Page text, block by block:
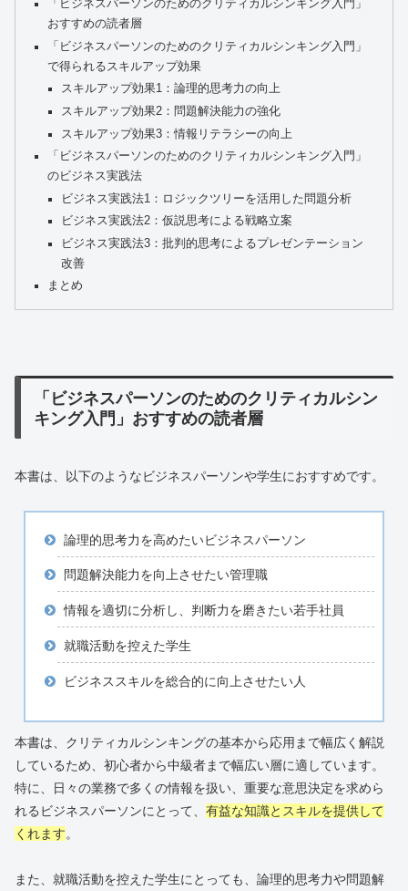
「ビジネスパーソンのためのクリティカルシンキング入門」
おすすめの読者層
「ビジネスパーソンのためのクリティカルシンキング入門」
で得られるスキルアップ効果
スキルアップ効果1：論理的思考力の向上
スキルアップ効果2：問題解決能力の強化
スキルアップ効果3：情報リテラシーの向上
「ビジネスパーソンのためのクリティカルシンキング入門」
のビジネス実践法
ビジネス実践法1：ロジックツリーを活用した問題分析
ビジネス実践法2：仮説思考による戦略立案
ビジネス実践法3：批判的思考によるプレゼンテーション
改善
まとめ
「ビジネスパーソンのためのクリティカルシン
キング入門」おすすめの読者層
本書は、以下のようなビジネスパーソンや学生におすすめです。
論理的思考力を高めたいビジネスパーソン
問題解決能力を向上させたい管理職
情報を適切に分析し、判断力を磨きたい若手社員
就職活動を控えた学生
ビジネススキルを総合的に向上させたい人
本書は、クリティカルシンキングの基本から応用まで幅広く解説
しているため、初心者から中級者まで幅広い層に適しています。
特に、日々の業務で多くの情報を扱い、重要な意思決定を求めら
れるビジネスパーソンにとって、 有益な知識とスキルを提供して
くれます。
また、就職活動を控えた学生にとっても、論理的思考力や問題解